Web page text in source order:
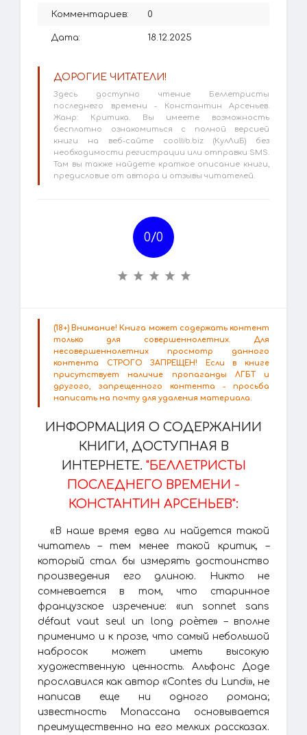
Комментариев: 0
Дата: 18.12.2025
ДОРОГИЕ ЧИТАТЕЛИ!
Здесь доступно чтение Беллетристы
последнего времени - Константин Арсеньев.
Жанр: Критика. Вы имеете возможность
бесплатно ознакомиться с полной версией
книги на веб-сайте coollib.biz (КулЛиБ) без
необходимости регистрации или отправки SMS.
Там вы также найдете краткое описание книги,
предисловие от автора и отзывы читателей.
0/0
(18+) Внимание! Книга может содержать контент
только для совершеннолетних. Для
несовершеннолетних просмотр данного
контента СТРОГО ЗАПРЕЩЕН! Если в книге
присутствует наличие пропаганды ЛГБТ и
другого, запрещенного контента - просьба
написать на почту для удаления материала.
ИНФОРМАЦИЯ О СОДЕРЖАНИИ
КНИГИ, ДОСТУПНАЯ В
ИНТЕРНЕТЕ. "БЕЛЛЕТРИСТЫ
ПОСЛЕДНЕГО ВРЕМЕНИ -
КОНСТАНТИН АРСЕНЬЕВ":
«В наше время едва ли найдется такой
читатель – тем менее такой критик, –
который стал бы измерять достоинство
произведения его длиною. Никто не
сомневается в том, что старинное
французское изречение: «un sonnet sans
défaut vaut seul un long poème» – вполне
применимо и к прозе, что самый небольшой
набросок может иметь высокую
художественную ценность. Альфонс Доде
прославился как автор «Contes du Lundi», не
написав еще ни одного романа;
известность Мопассана основывается
преимущественно на его мелких рассказах.